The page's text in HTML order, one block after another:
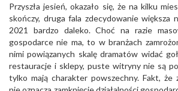
Przyszła jesień, okazało się, że na kilku
skończy, druga fala zdecydowanie większa
2021 bardzo daleko. Choć na razie
gospodarce nie ma, to w branżach
nimi powiązanych skalę dramatów widać
restauracje i sklepy, puste witryny nie są
tylko mają charakter powszechny. Fakt, że